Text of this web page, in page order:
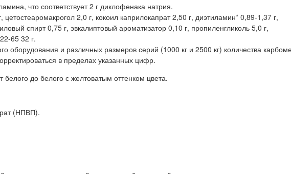
что соответствует 2 г диклофенака натрия.
2,0 г, кокоил каприлокапрат 2,50 г, диэтиламин* 0,89-1,37 г,
спирт 0,75 г, эвкалиптовый ароматизатор 0,10 г, пропиленгликоль 5,0 г,
65 32 г.
оборудования и различных размеров серий (1000 кг и 2500 кг) количества
в пределах указанных цифр.
до белого с желтоватым оттенком цвета.
(НПВП).